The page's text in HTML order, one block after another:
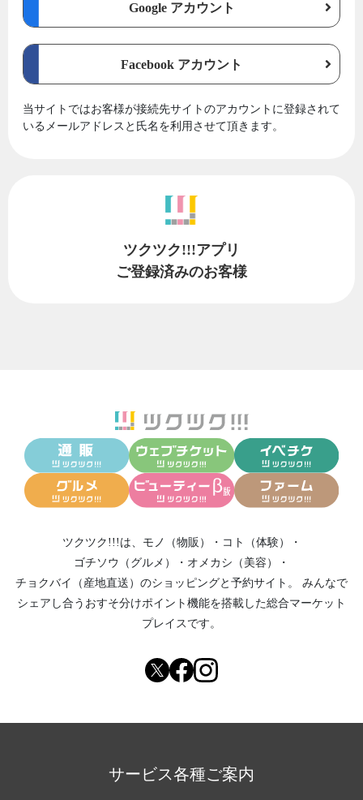
Google アカウント
Facebook アカウント
当サイトではお客様が接続先サイトのアカウントに登録されて
いるメールアドレスと氏名を利用させて頂きます。
ツクツク!!!アプリ
ご登録済みのお客様
ツクツク!!!は、 モノ（物販） ・ コト（体験）
・
ゴチソウ（グルメ）
・ オメカシ（美容）
・
チョクバイ（産地直送） のショッピングと予約サイト。
みんなで
シェアし合う おすそ分けポイント機能を搭載した総合マーケット
プレイスです。
サービス各種ご案内